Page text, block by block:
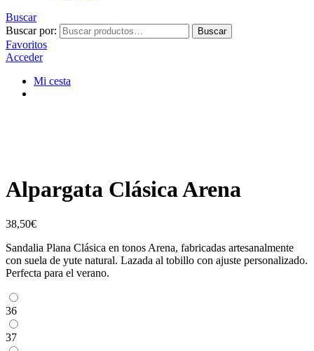
Buscar
Buscar por:
Buscar
Favoritos
Acceder
Mi cesta
Alpargata Clásica Arena
38,50€
Sandalia Plana Clásica en tonos Arena, fabricadas artesanalmente
con suela de yute natural. Lazada al tobillo con ajuste personalizado.
Perfecta para el verano.
36
37